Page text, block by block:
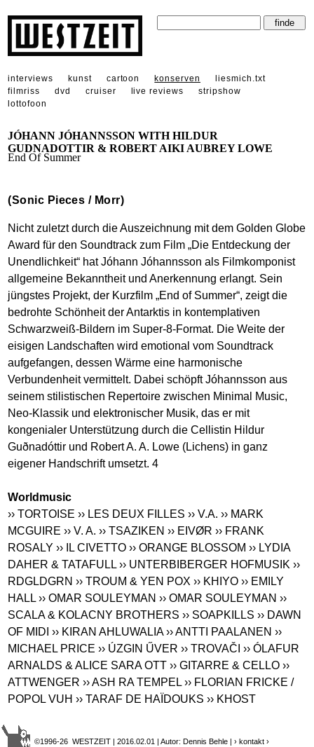
interviews kunst cartoon konserven
liesmich.txt
filmriss
dvd cruiser live reviews
stripshow
lottofoon
JÓHANN JÓHANNSSON WITH HILDUR
GUDNADOTTIR & ROBERT AIKI AUBREY LOWE
End Of Summer
(Sonic Pieces / Morr)
Nicht zuletzt durch die Auszeichnung mit dem Golden Globe
Award für den Soundtrack zum Film „Die Entdeckung der
Unendlichkeit“ hat Jóhann Jóhannsson als Filmkomponist
allgemeine Bekanntheit und Anerkennung erlangt. Sein
jüngstes Projekt, der Kurzfilm „End of Summer“, zeigt die
bedrohte Schönheit der Antarktis in kontemplativen
Schwarzweiß-Bildern im Super-8-Format. Die Weite der
eisigen Landschaften wird emotional vom Soundtrack
aufgefangen, dessen Wärme eine harmonische
Verbundenheit vermittelt. Dabei schöpft Jóhannsson aus
seinem stilistischen Repertoire zwischen Minimal Music,
Neo-Klassik und elektronischer Musik, das er mit
kongenialer Unterstützung durch die Cellistin Hildur
Guðnadóttir und Robert A. A. Lowe (Lichens) in ganz
eigener Handschrift umsetzt. 4
Worldmusic
›› TORTOISE ›› LES DEUX FILLES ›› V.A. ›› MARK
MCGUIRE ›› V. A. ›› TSAZIKEN ›› EIVØR ›› FRANK
ROSALY ›› IL CIVETTO ›› ORANGE BLOSSOM ›› LYDIA
DAHER & TATAFULL ›› UNTERBIBERGER HOFMUSIK ››
RDGLDGRN ›› TROUM & YEN POX ›› KHIYO ›› EMILY
HALL ›› OMAR SOULEYMAN ›› OMAR SOULEYMAN ››
SCALA & KOLACNY BROTHERS ›› SOAPKILLS ›› DAWN
OF MIDI ›› KIRAN AHLUWALIA ›› ANTTI PAALANEN ››
MICHAEL PRICE ›› ÚZGIN ŰVER ›› TROVAČI ›› ÓLAFUR
ARNALDS & ALICE SARA OTT ›› GITARRE & CELLO ››
ATTWENGER ›› ASH RA TEMPEL ›› FLORIAN FRICKE /
POPOL VUH ›› TARAF DE HAÏDOUKS ›› KHOST
©1996-26 WESTZEIT | 2016.02.01 | Autor: Dennis Behle |› kontakt ›